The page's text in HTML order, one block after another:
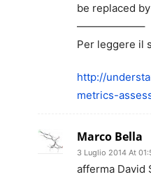
be replaced
——————–
Per leggere il
http://
metrics-
Marco Bella
3 Luglio 2014 At
afferma David